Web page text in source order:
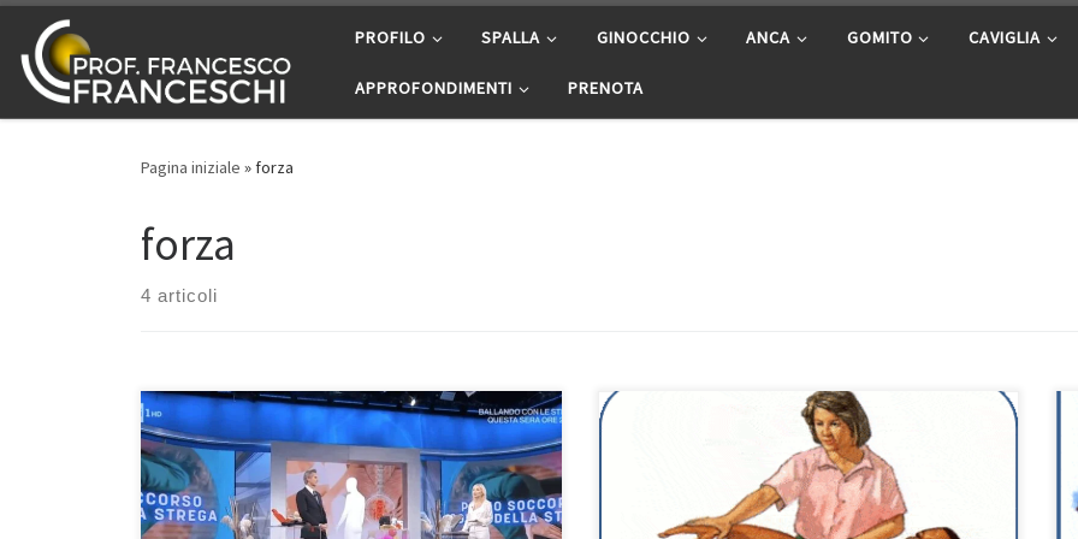
Passa al contenuto PROFILO SPALLA GINOCCHIO ANCA GOMITO CAVIGLIA
APPROFONDIMENTI PRENOTA
Pagina iniziale »forza
forza
4 articoli
Il colpo della strega – Intervista a Buongiorno
Benessere del 16/10/2021Qui di seguito potete
rivedere, ascoltare e leggere la mia intervista a
Buongiorno Benessere del 16/10/2021 che tratta il
Esercizi con il fisioterapista Il tuo fisioterapista potrà
lavorare attentamente con te mostrandoti il miglior
modo per esercitarti e a prevenire che tu faccia
movimenti sbagliati. Se tu sei stato operato, il tuo